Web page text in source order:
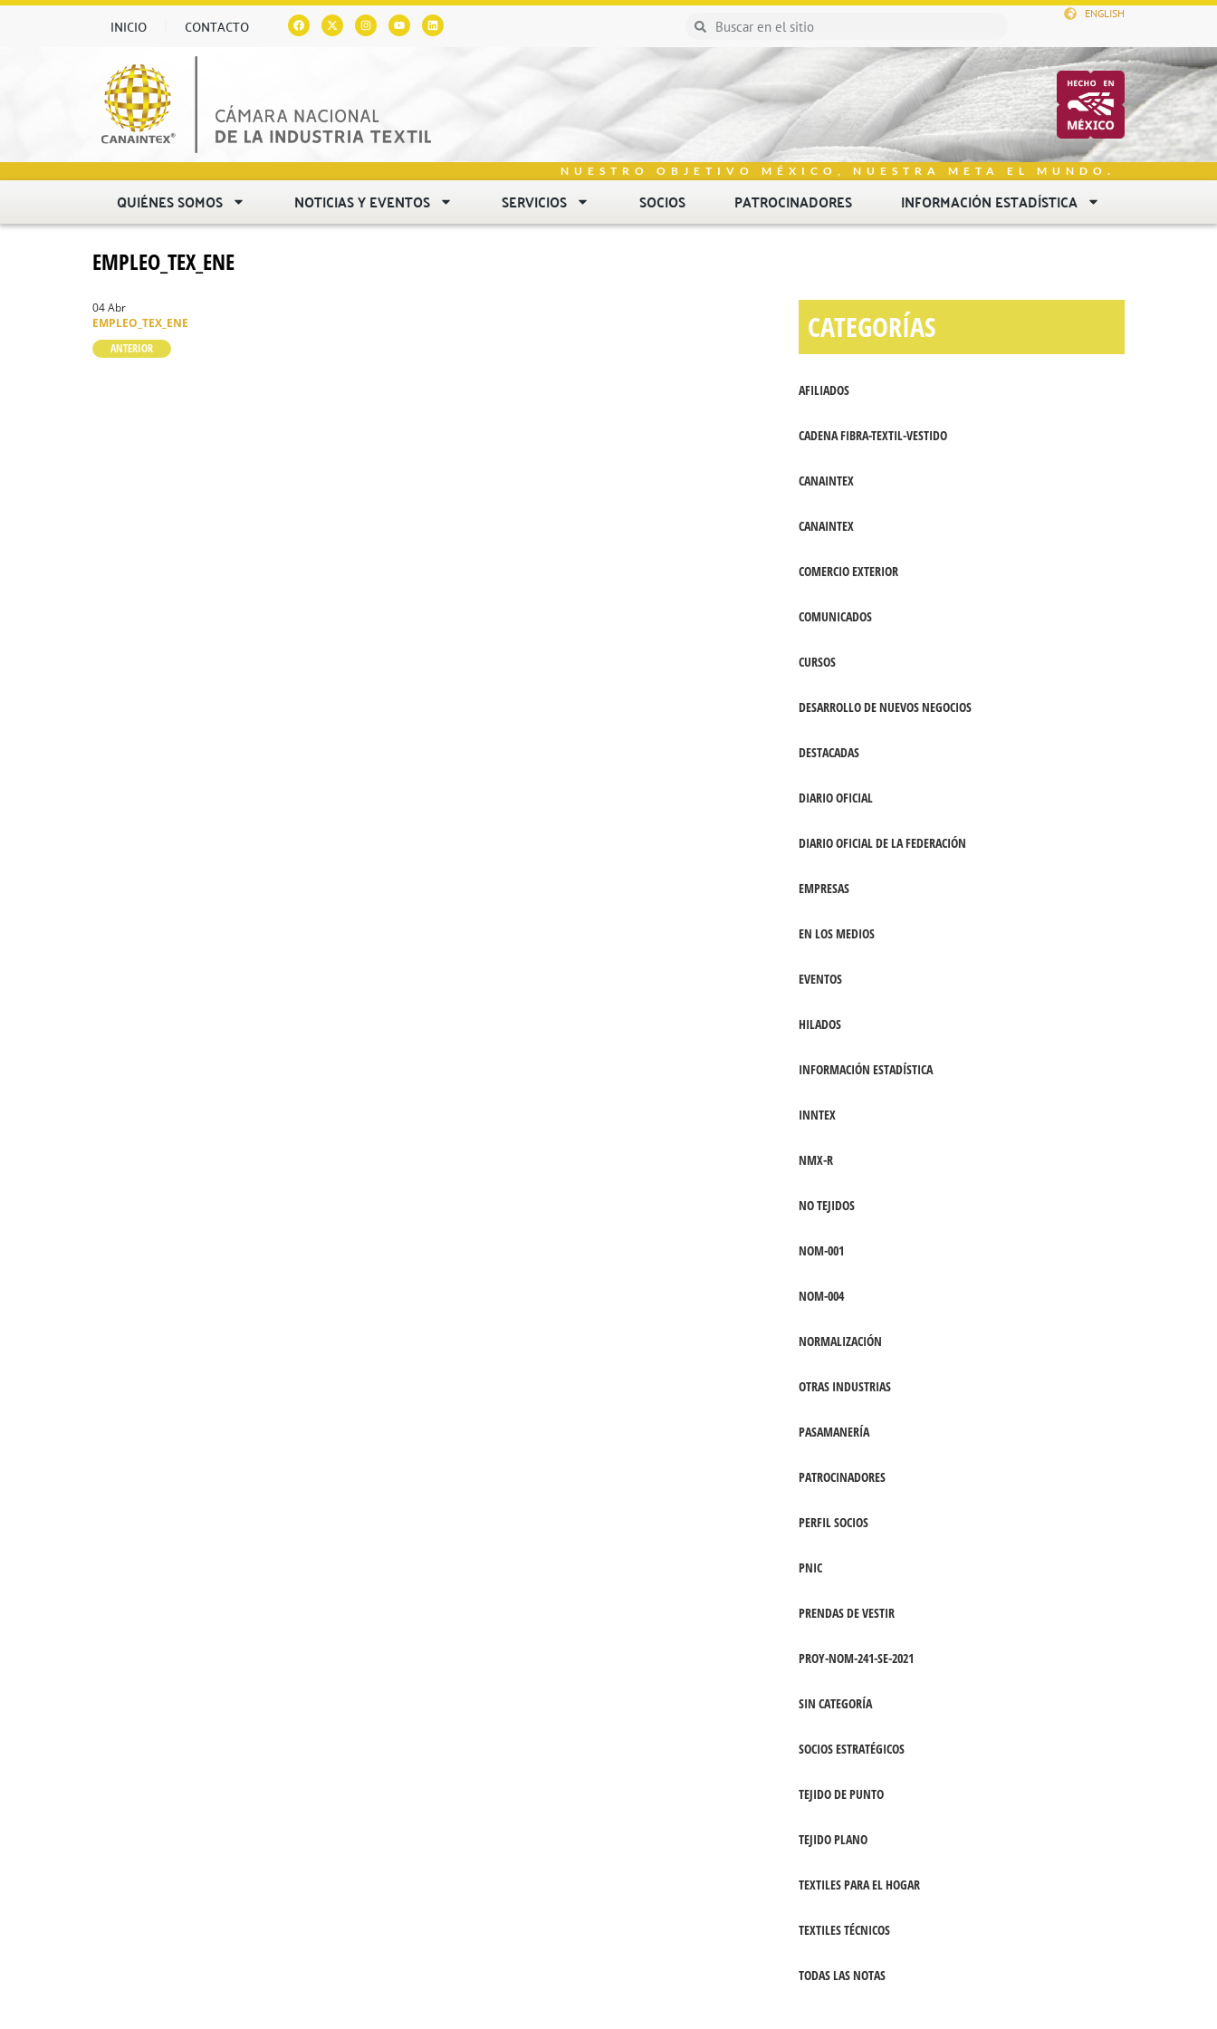
INICIO CONTACTO
ENGLISH
NUESTRO OBJETIVO MÉXICO, NUESTRA META EL MUNDO.
QUIÉNES SOMOS NOTICIAS Y EVENTOS SERVICIOS SOCIOS PATROCINADORES INFORMACIÓN ESTADÍSTICA
EMPLEO_TEX_ENE
04 Abr
EMPLEO_TEX_ENE
ANTERIOR
CATEGORÍAS
AFILIADOS
CADENA FIBRA-TEXTIL-VESTIDO
CANAINTEX
CANAINTEX
COMERCIO EXTERIOR
COMUNICADOS
CURSOS
DESARROLLO DE NUEVOS NEGOCIOS
DESTACADAS
DIARIO OFICIAL
DIARIO OFICIAL DE LA FEDERACIÓN
EMPRESAS
EN LOS MEDIOS
EVENTOS
HILADOS
INFORMACIÓN ESTADÍSTICA
INNTEX
NMX-R
NO TEJIDOS
NOM-001
NOM-004
NORMALIZACIÓN
OTRAS INDUSTRIAS
PASAMANERÍA
PATROCINADORES
PERFIL SOCIOS
PNIC
PRENDAS DE VESTIR
PROY-NOM-241-SE-2021
SIN CATEGORÍA
SOCIOS ESTRATÉGICOS
TEJIDO DE PUNTO
TEJIDO PLANO
TEXTILES PARA EL HOGAR
TEXTILES TÉCNICOS
TODAS LAS NOTAS